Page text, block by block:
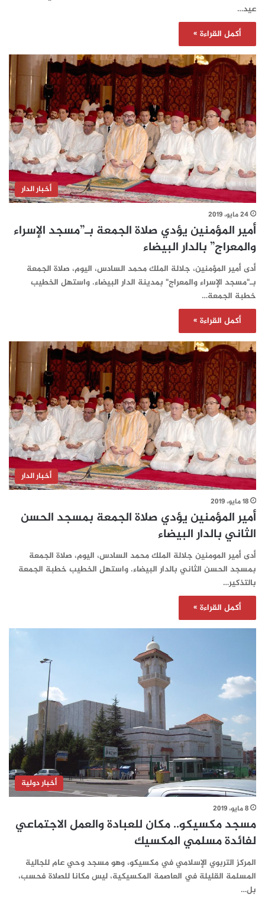
عيد…
أكمل القراءة »
أخبار الدار
24 مايو، 2019
أمير المؤمنين يؤدي صلاة الجمعة بـ”مسجد الإسراء
والمعراج” بالدار البيضاء
أدى أمير المؤمنين، جلالة الملك محمد السادس، اليوم، صلاة الجمعة
بـ"مسجد الإسراء والمعراج" بمدينة الدار البيضاء. واستهل الخطيب
خطبة الجمعة…
أكمل القراءة »
أخبار الدار
18 مايو، 2019
أمير المؤمنين يؤدي صلاة الجمعة بمسجد الحسن
الثاني بالدار البيضاء
أدى أمير المومنين جلالة الملك محمد السادس، اليوم، صلاة الجمعة
بمسجد الحسن الثاني بالدار البيضاء. واستهل الخطيب خطبة الجمعة
بالتذكير…
أكمل القراءة »
أخبار دولية
8 مايو، 2019
مسجد مكسيكو.. مكان للعبادة والعمل الاجتماعي
لفائدة مسلمي المكسيك
المركز التربوي الإسلامي في مكسيكو، وهو مسجد وحي عام للجالية
المسلمة القليلة في العاصمة المكسيكية، ليس مكانا للصلاة فحسب،
بل…